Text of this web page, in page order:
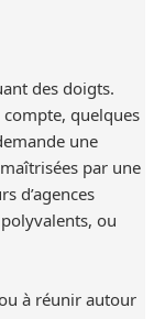
des doigts.
quelques
une
par une
d’agences
ou
à réunir autour